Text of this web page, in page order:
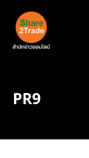
PR9